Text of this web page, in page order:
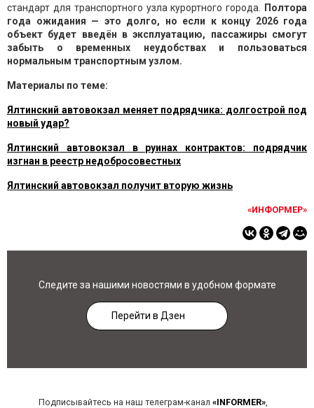
стандарт для транспортного узла курортного города.
Полтора
года ожидания — это долго, но если к концу 2026 года
объект будет введён в эксплуатацию, пассажиры смогут
забыть о временных неудобствах и пользоваться
нормальным транспортным узлом.
Материалы по теме:
Ялтинский автовокзал меняет подрядчика: долгострой под
новый удар?
Ялтинский автовокзал в руинах контрактов: подрядчик
изгнан в реестр недобросовестных
Ялтинский автовокзал получит вторую жизнь
«ИНФОРМЕР»
Следите за нашими новостями в удобном формате
Перейти в Дзен
Подписывайтесь на наш телеграм-канал «INFORMER»,